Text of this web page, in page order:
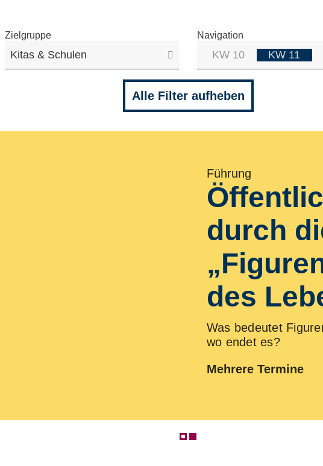
Zielgruppe
Kitas & Schulen
Navigation
KW 10 KW 11
Alle Filter aufheben
Vermittlung
Setzt euch mit uns
Führung
durch
des
Was bedeutet
wo endet es?
Mehrere Termine